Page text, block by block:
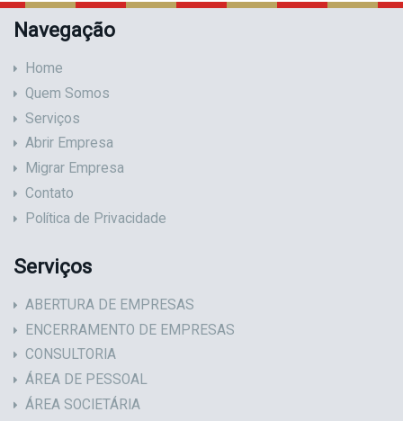
Navegação
Home
Quem Somos
Serviços
Abrir Empresa
Migrar Empresa
Contato
Política de Privacidade
Serviços
ABERTURA DE EMPRESAS
ENCERRAMENTO DE EMPRESAS
CONSULTORIA
ÁREA DE PESSOAL
ÁREA SOCIETÁRIA